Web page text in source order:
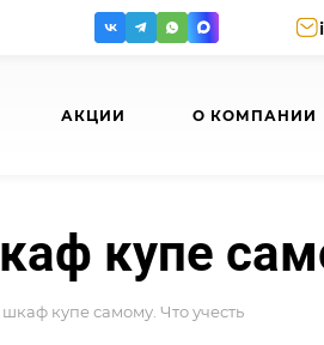
АКЦИИ О КОМПАНИИ
купе
шкаф купе самому. Что учесть